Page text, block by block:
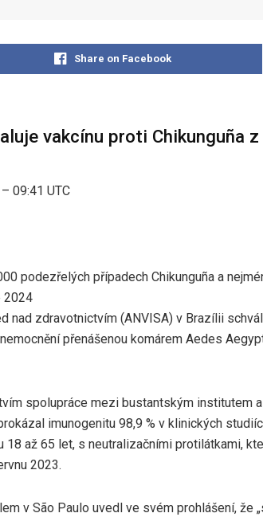
Share on Facebook
vakcínu proti Chikunguña
– 09:41 UTC
podezřelých případech Chikunguña a
2024
nad zdravotnictvím (ANVISA) v Brazílii
přenášenou komárem Aedes
spolupráce mezi bustantským institutem
imunogenitu 98,9 % v klinických
18 až 65 let, s neutralizačními protilátkami,
2023.
v São Paulo uvedl ve svém prohlášení, že